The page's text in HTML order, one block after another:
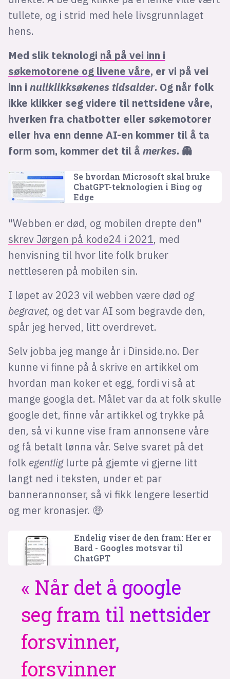
tullete, og i strid med hele livsgrunnlaget
hens.
Med slik teknologi nå på vei inn i
søkemotorene og livene våre, er vi på vei
inn i nullklikksøkenes tidsalder. Og når folk
ikke klikker seg videre til nettsidene våre,
hverken fra chatbotter eller søkemotorer
eller hva enn denne AI-en kommer til å ta
form som, kommer det til å merkes. 👻
Se hvordan Microsoft skal bruke
ChatGPT-teknologien i Bing og
Edge
"Webben er død, og mobilen drepte den"
skrev Jørgen på kode24 i 2021, med
henvisning til hvor lite folk bruker
nettleseren på mobilen sin.
I løpet av 2023 vil webben være død og
begravet, og det var AI som begravde den,
spår jeg herved, litt overdrevet.
Selv jobba jeg mange år i Dinside.no. Der
kunne vi finne på å skrive en artikkel om
hvordan man koker et egg, fordi vi så at
mange googla det. Målet var da at folk skulle
google det, finne vår artikkel og trykke på
den, så vi kunne vise fram annonsene våre
og få betalt lønna vår. Selve svaret på det
folk egentlig lurte på gjemte vi gjerne litt
langt ned i teksten, under et par
bannerannonser, så vi fikk lengere lesertid
og mer kronasjer. 🤑
Endelig viser de den fram: Her er
Bard - Googles motsvar til
ChatGPT
Når det å google
seg fram til nettsider
forsvinner,
forsvinner